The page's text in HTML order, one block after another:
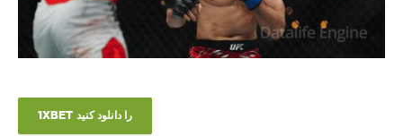
1XBET را دانلود کنید